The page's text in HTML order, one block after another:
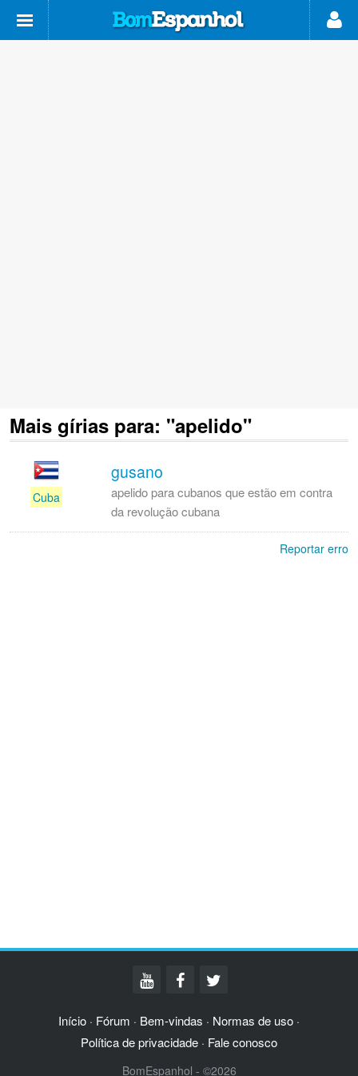
Mais gírias para: "apelido"
Cuba
gusano
apelido para cubanos que estão em contra
da revolução cubana
Reportar erro
Início · Fórum · Bem-vindas · Normas de uso ·
Política de privacidade · Fale conosco
BomEspanhol - ©2026